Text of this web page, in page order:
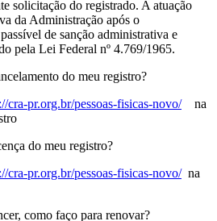
solicitação do registrado. A atuação
da Administração após o
de sanção administrativa e
pela Lei Federal nº 4.769/1965.
do meu registro?
cra-pr.org.br/pessoas-fisicas-novo/na
do meu registro?
cra-pr.org.br/pessoas-fisicas-novo/na
como faço para renovar?